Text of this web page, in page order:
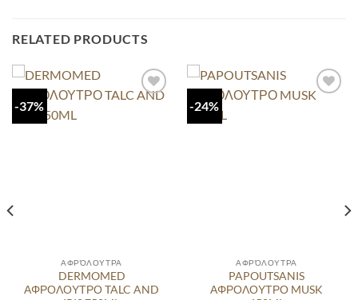
RELATED PRODUCTS
-37%
ΑΦΡΌΛΟΥΤΡΑ
DERMOMED
ΑΦΡΟΛΟΥΤΡΟ TALC AND
-24%
ΑΦΡΌΛΟΥΤΡΑ
PAPOUTSANIS
ΑΦΡΟΛΟΥΤΡΟ MUSK